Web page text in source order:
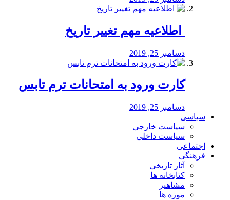
️ اطلاعیه مهم تغییر تاریخ
دسامبر 25, 2019
کارت ورود به امتحانات ترم تابس
دسامبر 25, 2019
سیاسی
سیاست خارجی
سیاست داخلی
اجتماعی
فرهنگی
آثار تاریخی
کتابخانه ها
مشاهیر
موزه ها